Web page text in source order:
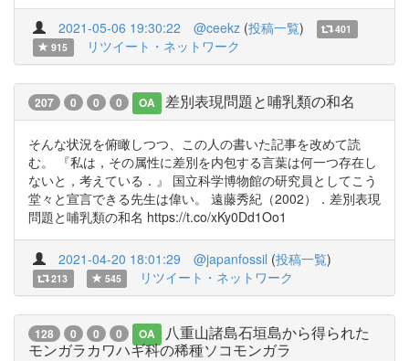
2021-05-06 19:30:22 @ceekz (投稿一覧)
401
915
リツイート・ネットワーク
207 0 0 0 OA 差別表現問題と哺乳類の和名
そんな状況を俯瞰しつつ、この人の書いた記事を改めて読
む。 『私は，その属性に差別を内包する言葉は何一つ存在し
ないと，考えている．』 国立科学博物館の研究員としてこう
堂々と宣言できる先生は偉い。 遠藤秀紀（2002）．差別表現
問題と哺乳類の和名 https://t.co/xKy0Dd1Oo1
2021-04-20 18:01:29 @japanfossil (投稿一覧)
213 545 リツイート・ネットワーク
128 0 0 0 OA
八重山諸島石垣島から得られた
モンガラカワハギ科の稀種ソコモンガラ